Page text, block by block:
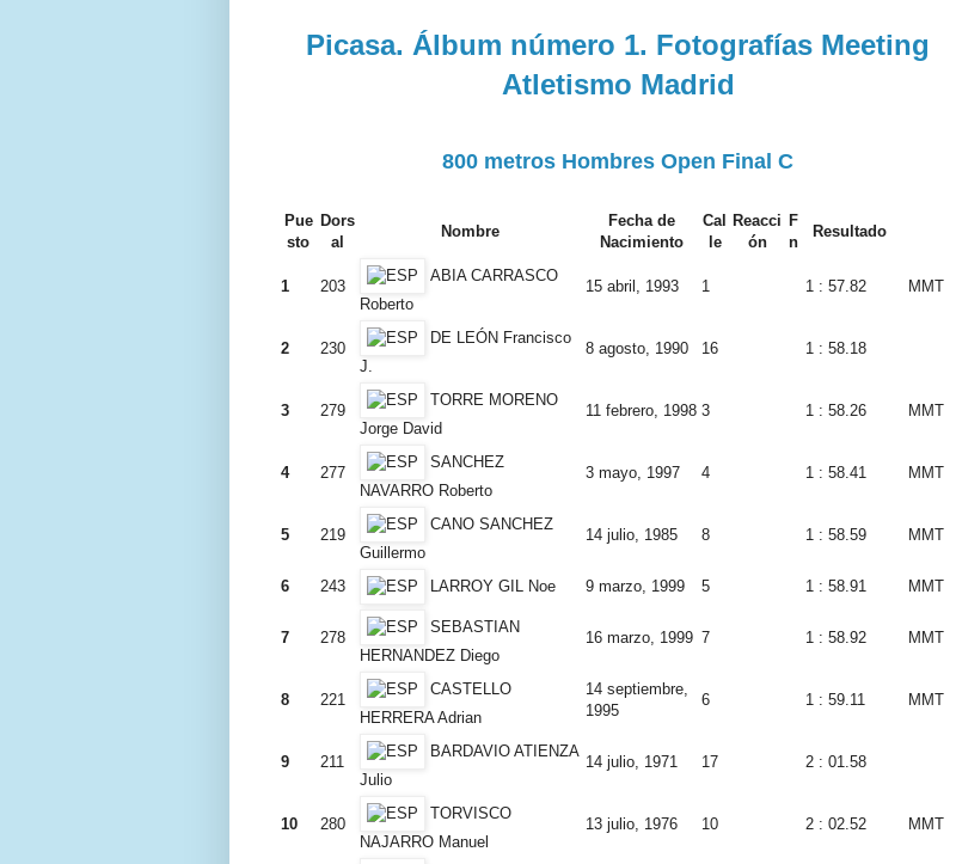
Picasa. Álbum número 1. Fotografías Meeting
Atletismo Madrid
800 metros Hombres Open Final C
Pue
sto
Dors
al
Nombre
Fecha de
Nacimiento
Cal
le
Reacci
ón
F
n
Resultado
1 203
ABIA CARRASCO
Roberto
15 abril, 1993 1 1 : 57.82 MMT
2 230
DE LEÓN Francisco
J.
8 agosto, 1990 16 1 : 58.18
3 279
TORRE MORENO
Jorge David
11 febrero, 1998 3 1 : 58.26 MMT
4 277
SANCHEZ
NAVARRO Roberto
3 mayo, 1997 4 1 : 58.41 MMT
5 219
CANO SANCHEZ
Guillermo
14 julio, 1985 8 1 : 58.59 MMT
6 243 LARROY GIL Noe 9 marzo, 1999 5 1 : 58.91 MMT
7 278
SEBASTIAN
HERNANDEZ Diego
16 marzo, 1999 7 1 : 58.92 MMT
8 221
CASTELLO
HERRERA Adrian
14 septiembre,
1995
6 1 : 59.11 MMT
9 211
BARDAVIO ATIENZA
Julio
14 julio, 1971 17 2 : 01.58
10 280
TORVISCO
NAJARRO Manuel
13 julio, 1976 10 2 : 02.52 MMT